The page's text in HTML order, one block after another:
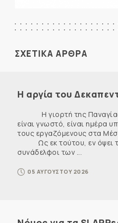
ΣΧΕΤΙΚΑ ΑΡΘΡΑ
Η αργία του
Η γιορτή της
είναι γνωστό, είναι ημέρα
τους εργαζόμενους στα
Ως εκ τούτου, εν όψει
συνάδελφοι των ...
05 ΑΥΓΟΥΣΤΟΥ 2026